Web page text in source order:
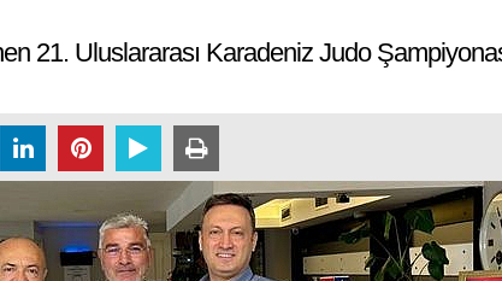
21. Uluslararası Karadeniz Judo